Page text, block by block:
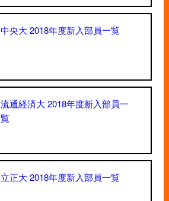
中央大 2018年度新入部員一覧
流通経済大 2018年度新入部員一
覧
立正大 2018年度新入部員一覧